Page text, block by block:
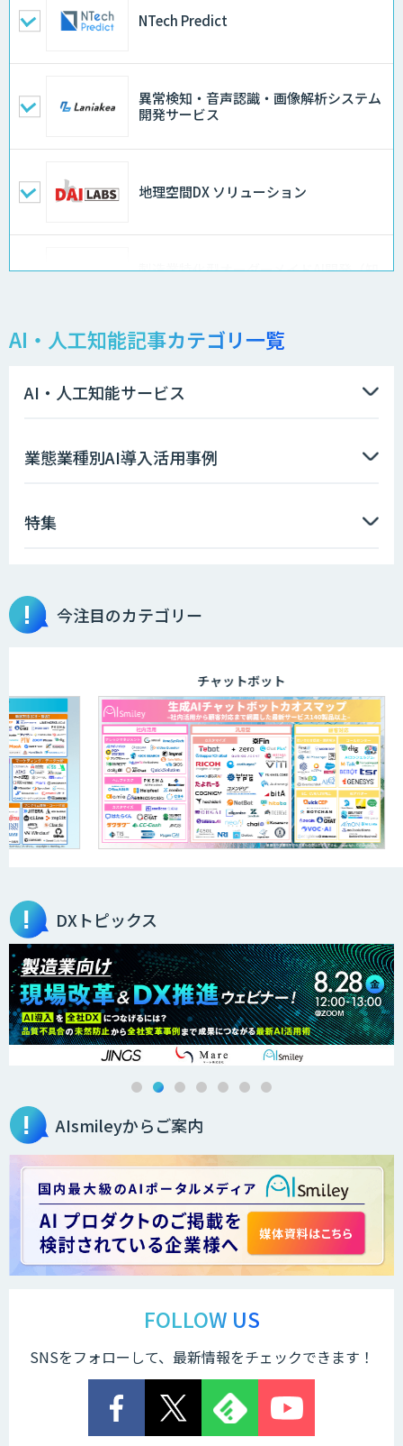
NTech Predict
異常検知・音声認識・画像解析システム
開発サービス
地理空間DX ソリューション
製造業特化型オーダーメイドAI開発（知
ソフトクリエイトのAI開発サービス
TDSEEye
高性能 AI エンジン搭載エッジシステム
「VAB-5000」
m2view
製造業特化の図面DXサービス「図面ベー
ス」
画像解析・デジタルツイン領域のAI開発
AI開発・伴走支援・内製化支援
DXセカンドオピニオン
Meter
Preferred Networks Visual Inspection
AI・人工知能記事カテゴリ一覧
AI・人工知能サービス
業態業種別AI導入活用事例
特集
今注目のカテゴリー
チャットボット
DXトピックス
AIsmileyからご案内
FOLLOW US
SNSをフォローして、最新情報をチェックできます！